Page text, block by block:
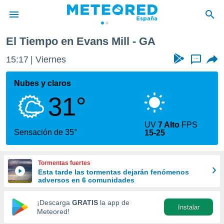
de
por
que se
calidad.
a este
las
y
forma
digital
basada
El Tiempo en Evans Mill - GA
15:17 Viernes ...
Nubes y claros
31°
Sensación de 35°
UV7 Alto FPS
15-25
Tormentas fuertes
Esta tarde las tormentas dejarán fenómenos
adversos en 6 comunidades
¡Descarga GRATIS la app de
Meteored!
Instalar